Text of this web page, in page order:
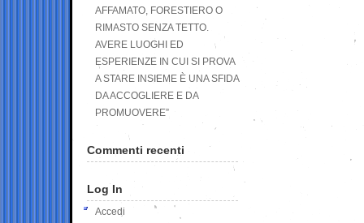
AFFAMATO, FORESTIERO O
RIMASTO SENZA TETTO.
AVERE LUOGHI ED
ESPERIENZE IN CUI SI PROVA
A STARE INSIEME È UNA SFIDA
DA ACCOGLIERE E DA
PROMUOVERE”
Commenti recenti
Log In
Accedi